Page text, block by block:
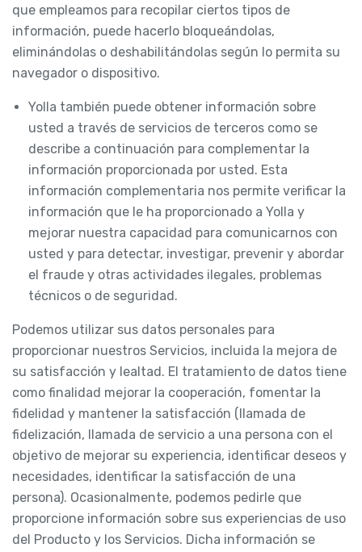
que empleamos para recopilar ciertos tipos de
información, puede hacerlo bloqueándolas,
eliminándolas o deshabilitándolas según lo permita su
navegador o dispositivo.
Yolla también puede obtener información sobre
usted a través de servicios de terceros como se
describe a continuación para complementar la
información proporcionada por usted. Esta
información complementaria nos permite verificar la
información que le ha proporcionado a Yolla y
mejorar nuestra capacidad para comunicarnos con
usted y para detectar, investigar, prevenir y abordar
el fraude y otras actividades ilegales, problemas
técnicos o de seguridad.
Podemos utilizar sus datos personales para
proporcionar nuestros Servicios, incluida la mejora de
su satisfacción y lealtad. El tratamiento de datos tiene
como finalidad mejorar la cooperación, fomentar la
fidelidad y mantener la satisfacción (llamada de
fidelización, llamada de servicio a una persona con el
objetivo de mejorar su experiencia, identificar deseos y
necesidades, identificar la satisfacción de una
persona). Ocasionalmente, podemos pedirle que
proporcione información sobre sus experiencias de uso
del Producto y los Servicios. Dicha información se